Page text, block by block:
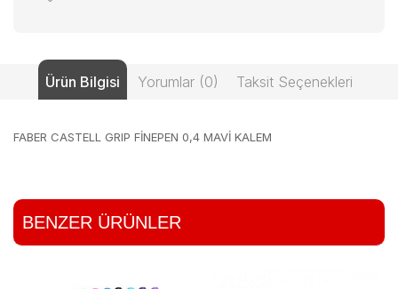
Ürün Bilgisi Yorumlar (0) Taksit Seçenekleri
FABER CASTELL GRIP FİNEPEN 0,4 MAVİ KALEM
BENZER ÜRÜNLER